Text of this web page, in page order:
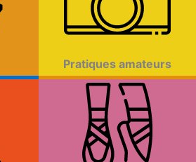
Pratiques amateurs